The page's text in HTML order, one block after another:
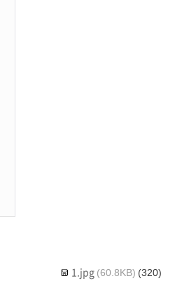
1.jpg (60.8KB) (320)